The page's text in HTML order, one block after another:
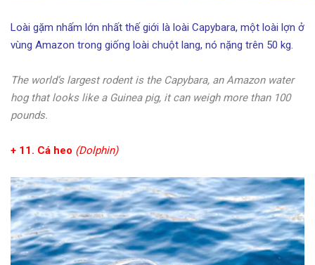
Loài gặm nhấm lớn nhất thế giới là loài Capybara, một loài lợn ở
vùng Amazon trong giống loài chuột lang, nó nặng trên 50 kg.
The world’s largest rodent is the Capybara, an Amazon water
hog that looks like a Guinea pig, it can weigh more than 100
pounds.
+ 11. Cá heo (Dolphin)